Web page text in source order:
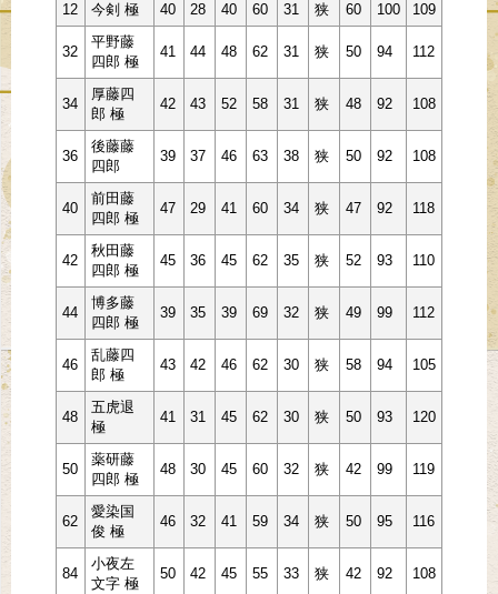
12
今剣 極 40 28 40 60 31 狭 60 100 109
32
平野藤
四郎 極
41 44 48 62 31 狭 50 94 112
34
厚藤四
郎 極
42 43 52 58 31 狭 48 92 108
36
後藤藤
四郎
39 37 46 63 38 狭 50 92 108
40
前田藤
四郎 極
47 29 41 60 34 狭 47 92 118
42
秋田藤
四郎 極
45 36 45 62 35 狭 52 93 110
44
博多藤
四郎 極
39 35 39 69 32 狭 49 99 112
46
乱藤四
郎 極
43 42 46 62 30 狭 58 94 105
48
五虎退
極
41 31 45 62 30 狭 50 93 120
50
薬研藤
四郎 極
48 30 45 60 32 狭 42 99 119
62
愛染国
俊 極
46 32 41 59 34 狭 50 95 116
84
小夜左
文字 極
50 42 45 55 33 狭 42 92 108